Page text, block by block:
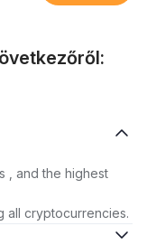
, and the highest
all cryptocurrencies.